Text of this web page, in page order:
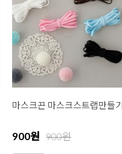
900원 900원